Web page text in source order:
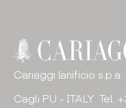
Cariaggi lanificio
Cagli PU - ITALY. Tel.